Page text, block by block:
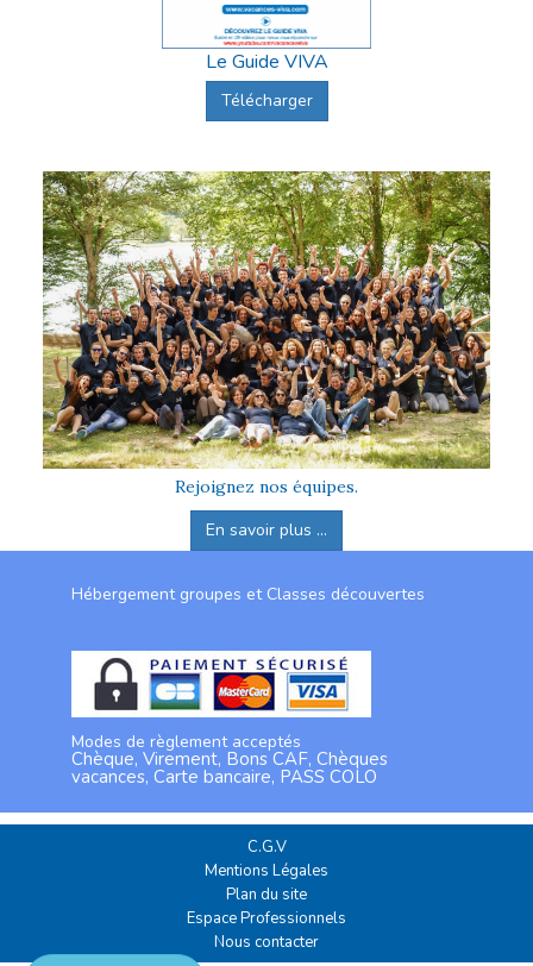
Le Guide VIVA
Télécharger
Rejoignez nos équipes.
En savoir plus ...
Hébergement groupes et Classes découvertes
Modes de règlement acceptés
Chèque, Virement, Bons CAF, Chèques
vacances, Carte bancaire, PASS COLO
C.G.V
Mentions Légales
Plan du site
Espace Professionnels
Nous contacter